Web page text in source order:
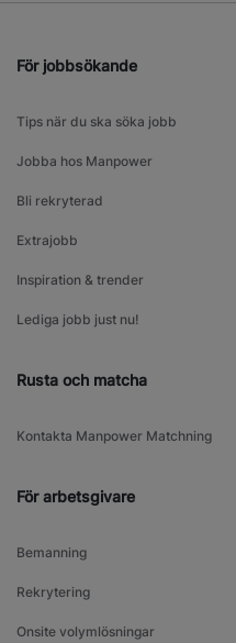
För jobbsökande
Tips när du ska söka jobb
Jobba hos Manpower
Bli rekryterad
Extrajobb
Inspiration & trender
Lediga jobb just nu!
Rusta och matcha
Kontakta Manpower Matchning
För arbetsgivare
Bemanning
Rekrytering
Onsite volymlösningar